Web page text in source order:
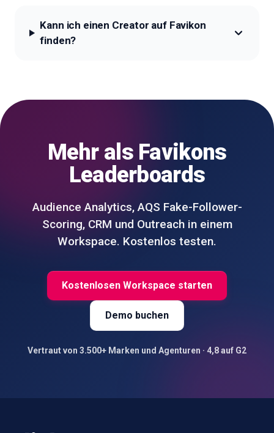
Kann ich einen Creator auf Favikon
finden?
Mehr als Favikons
Leaderboards
Audience Analytics, AQS Fake-Follower-
Scoring, CRM und Outreach in einem
Workspace. Kostenlos testen.
Kostenlosen Workspace starten
Demo buchen
Vertraut von 3.500+ Marken und Agenturen · 4,8 auf G2